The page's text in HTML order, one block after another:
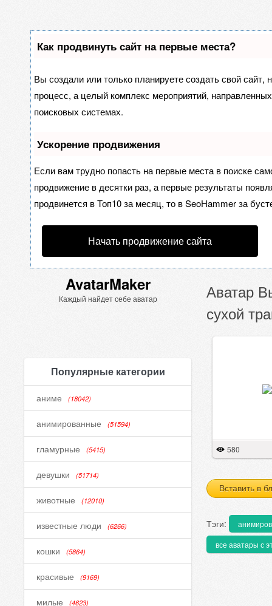
Как продвинуть сайт на первые места?
Вы создали или только планируете создать свой сайт,
процесс, а целый комплекс мероприятий,
поисковых системах.
Ускорение продвижения
Если вам трудно попасть на первые места в поиске
продвижение в десятки раз, а первые результаты
продвинется в Топ10 за месяц, то вSeoHammerза
Начать продвижение сайта
AvatarMaker
Каждый найдет себе аватар
Популярные категории
аниме (18042)
анимированные (51594)
гламурные (5415)
девушки (51714)
животные (12010)
известные люди (6266)
кошки (5864)
красивые (9169)
милые (4623)
Аватар
сухой
580
Вставить в
Тэги:
все аватары с